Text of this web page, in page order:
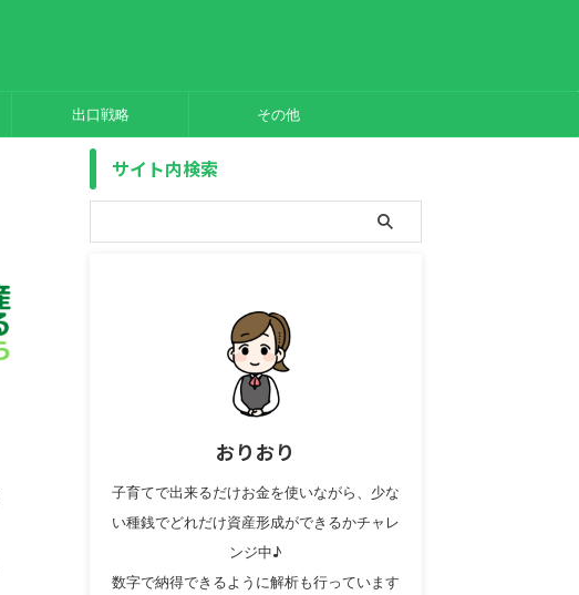
出口戦略 その他
サイト内検索
おりおり
子育てで出来るだけお金を使いながら、少な
い種銭でどれだけ資産形成ができるかチャレ
ンジ中♪
数字で納得できるように解析も行っています